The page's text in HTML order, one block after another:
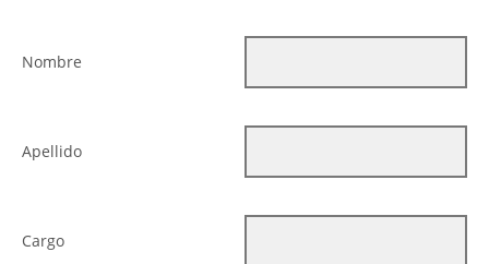
Nombre
Apellido
Cargo